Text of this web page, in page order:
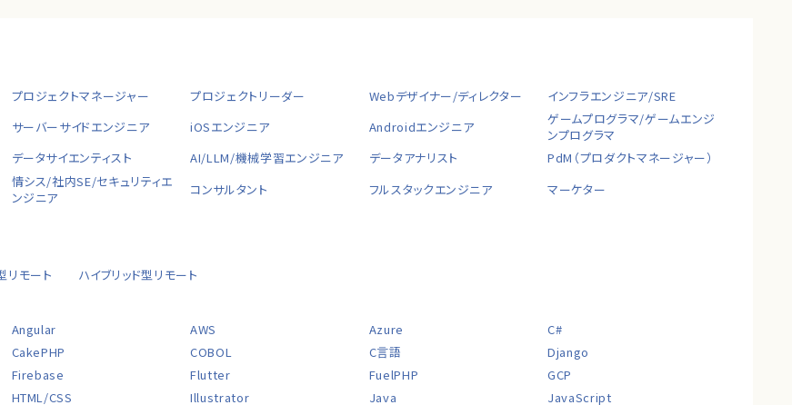
プロジェクトマネージャー プロジェクトリーダー Webデザイナー/ディレクター
インフラエンジニア/SRE
サーバーサイドエンジニア iOSエンジニア Androidエンジニア
ゲームプログラマ/ゲームエンジ
ンプログラマ
データサイエンティスト AI/LLM/機械学習エンジニア データアナリスト
PdM（プロダクトマネージャー）
情シス/社内SE/セキュリティエ
ンジニア
コンサルタント フルスタックエンジニア
マーケター
リモート
ハイブリッド型リモート
Angular AWS Azure
C#
CakePHP COBOL C言語
Django
Firebase Flutter FuelPHP
GCP
HTML/CSS Illustrator Java
JavaScript